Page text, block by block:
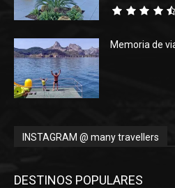
Memoria de
INSTAGRAM @ many travellers
DESTINOS POPULARES